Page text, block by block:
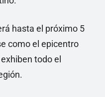
hasta el próximo 5
como el epicentro
todo el